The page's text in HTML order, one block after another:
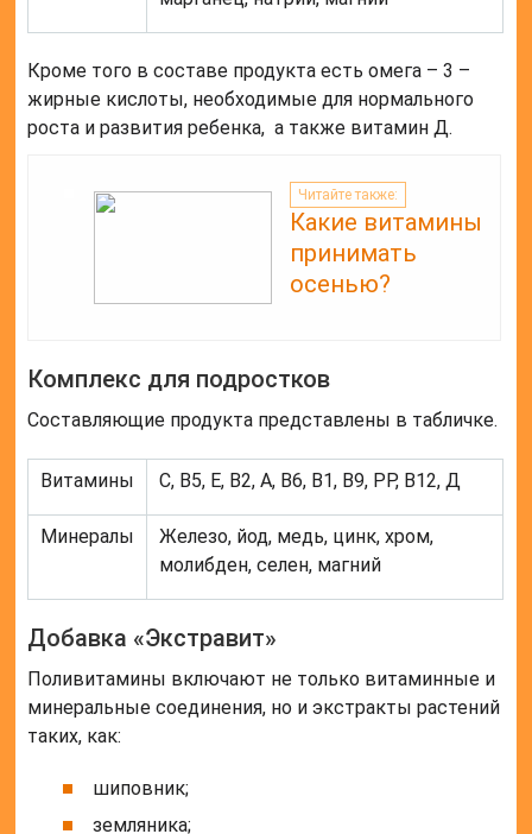
Кроме того в составе продукта есть омега – 3 –
жирные кислоты, необходимые для нормального
роста и развития ребенка, а также витамин Д.
Читайте также:
Какие витамины
принимать
осенью?
Комплекс для подростков
Составляющие продукта представлены в табличке.
Витамины С, В5, Е, В2, А, В6, В1, В9, РР, В12, Д
Минералы
Железо, йод, медь, цинк, хром,
молибден, селен, магний
Добавка «Экстравит»
Поливитамины включают не только витаминные и
минеральные соединения, но и экстракты растений
таких, как:
шиповник;
земляника;